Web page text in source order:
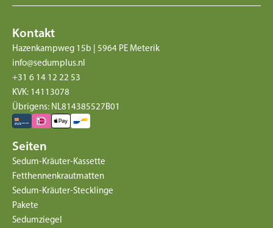
Kontakt
Hazenkampweg 15b | 5964 PE Meterik
info@sedumplus.nl
+31 6 14 12 22 53
KVK: 14113078
Übrigens: NL814385527B01
Seiten
Sedum-Kräuter-Kassette
Fetthennenkrautmatten
Sedum-Kräuter-Stecklinge
Pakete
Sedumziegel